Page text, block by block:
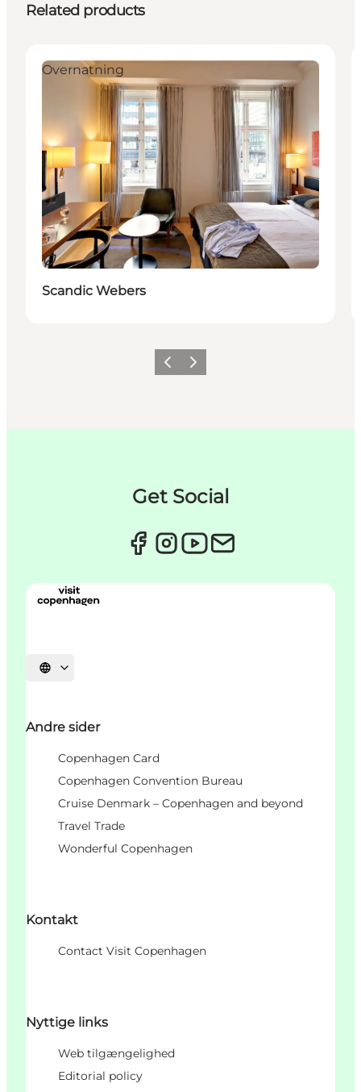
Related products
Sustainable
Overnatning
Scandic Webers
Previous
Next
Get Social
Select language
Andre sider
Copenhagen Card
Copenhagen Convention Bureau
Cruise Denmark – Copenhagen and beyond
Travel Trade
Wonderful Copenhagen
Kontakt
Contact Visit Copenhagen
Nyttige links
Web tilgængelighed
Editorial policy